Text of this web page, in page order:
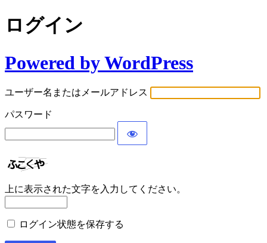
ログイン
Powered by WordPress
ユーザー名またはメールアドレス
パスワード
上に表示された文字を入力してください。
ログイン状態を保存する